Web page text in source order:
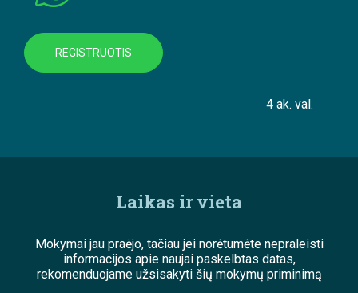
REGISTRUOTIS
4 ak. val.
Laikas ir vieta
Mokymai jau praėjo, tačiau jei norėtumėte nepraleisti
informacijos apie naujai paskelbtas datas,
rekomenduojame užsisakyti šių mokymų priminimą